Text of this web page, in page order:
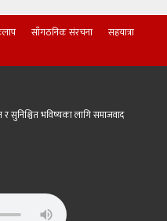
साँगठनिक संरचना
सहयात्रा
सुनिश्चित भविष्यका लागि समाजवाद